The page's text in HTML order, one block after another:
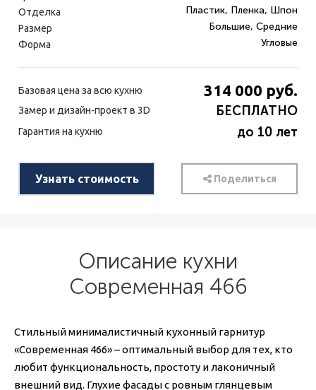
Описание кухни
Современная 466
Стильный минималистичный кухонный гарнитур
«Современная 466» – оптимальный выбор для тех, кто
любит функциональность, простоту и лаконичный
внешний вид. Глухие фасады с ровным глянцевым
Отделка Пластик, Пленка, Шпон
Размер Большие, Средние
Форма Угловые
Базовая цена за всю кухню 314 000 руб.
Замер и дизайн-проект в 3D БЕСПЛАТНО
Гарантия на кухню до 10 лет
Узнать стоимость Поделиться